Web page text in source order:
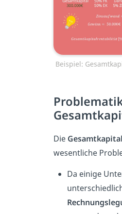
Beispiel:
Die
wesentliche
Da einige